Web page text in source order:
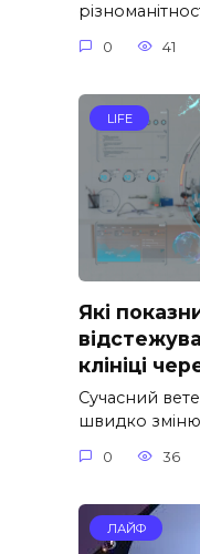
0 41
LIFE
Які
клініці
Сучасний
швидко
0 36
ЛАЙФ